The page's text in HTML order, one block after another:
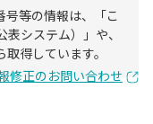
号等の情報は、「こ
システム）」や、
得しています。
修正のお問い合わせ